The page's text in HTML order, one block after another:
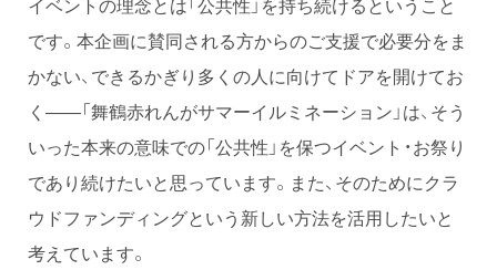
です。本企画に賛同される方からのご支援で必要分をま
かない、できるかぎり多くの人に向けてドアを開けてお
く――「舞鶴赤れんがサマーイルミネーション」は、そう
いった本来の意味での「公共性」を保つイベント・お祭り
であり続けたいと思っています。また、そのためにクラ
ウドファンディングという新しい方法を活用したいと
考えています。